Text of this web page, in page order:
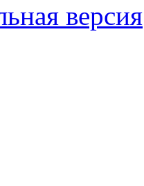
версия